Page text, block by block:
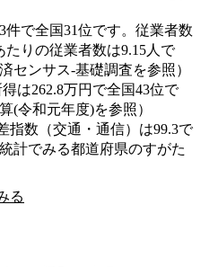
件で全国31位です。従業者数
たりの従業者数は9.15人で
センサス‐基礎調査を参照）
は262.8万円で全国43位で
(令和元年度)を参照）
指数（交通・通信）は99.3で
計でみる都道府県のすがた
る